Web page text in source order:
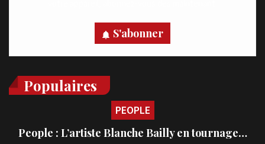
S'abonner
Populaires
PEOPLE
People : L’artiste Blanche Bailly en tournage…